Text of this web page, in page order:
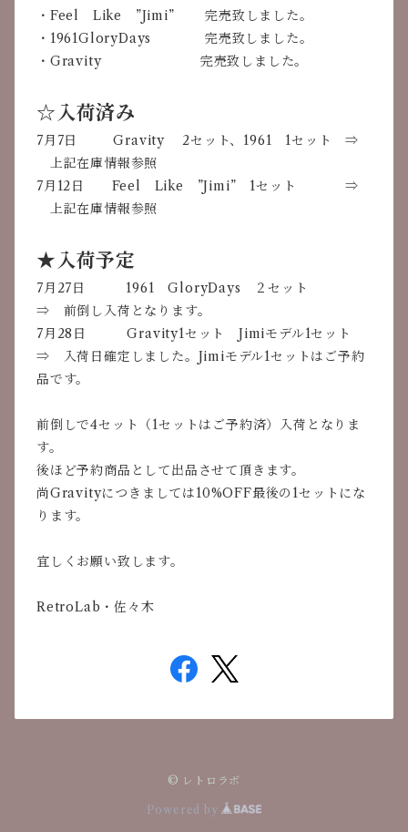
・Feel Like ”Jimi” 完売致しました。
・1961GloryDays 完売致しました。
・Gravity 完売致しました。
☆入荷済み
7月7日 Gravity 2セット、1961 1セット ⇒
上記在庫情報参照
7月12日 Feel Like ”Jimi” 1セット ⇒
上記在庫情報参照
★入荷予定
7月27日 1961 GloryDays ２セット
⇒ 前倒し入荷となります。
7月28日 Gravity1セット Jimiモデル1セット
⇒ 入荷日確定しました。Jimiモデル1セットはご予約
品です。
前倒しで4セット（1セットはご予約済）入荷となりま
す。
後ほど予約商品として出品させて頂きます。
尚Gravityにつきましては10%OFF最後の1セットにな
ります。
宜しくお願い致します。
RetroLab・佐々木
© レトロラボ
Powered by